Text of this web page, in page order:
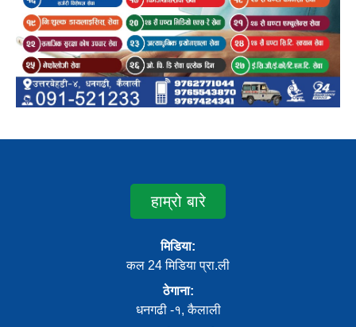
हाम्रो बारे
मिडिया:
कल 24 मिडिया प्रा.ली
ठेगाना:
धनगढी -१, कैलाली